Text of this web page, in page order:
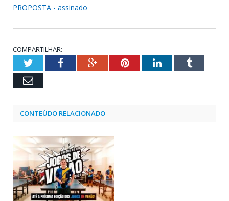
PROPOSTA - assinado
COMPARTILHAR:
TwitterFacebookGoogle+PinterestLinkedInTumblr
Email
CONTEÚDO RELACIONADO